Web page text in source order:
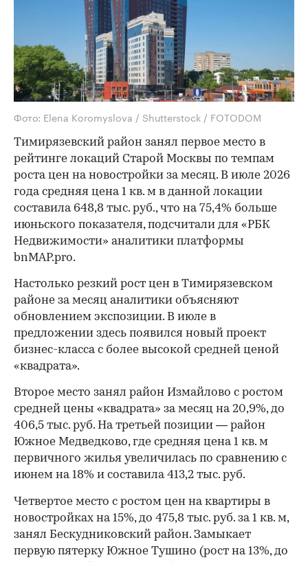
Фото: Elena Koromyslova / Shutterstock / FOTODOM
Тимирязевский район занял первое место в
рейтинге локаций Старой Москвы по темпам
роста цен на новостройки за месяц. В июле 2026
года средняя цена 1 кв. м в данной локации
составила 648,8 тыс. руб., что на 75,4% больше
июньского показателя, подсчитали для «РБК
Недвижимости» аналитики платформы
bnMAP.pro.
Настолько резкий рост цен в Тимирязевском
районе за месяц аналитики объясняют
обновлением экспозиции. В июле в
предложении здесь появился новый проект
бизнес-класса с более высокой средней ценой
«квадрата».
Второе место занял район Измайлово с ростом
средней цены «квадрата» за месяц на 20,9%, до
406,5 тыс. руб. На третьей позиции — район
Южное Медведково, где средняя цена 1 кв. м
первичного жилья увеличилась по сравнению с
июнем на 18% и составила 413,2 тыс. руб.
Четвертое место с ростом цен на квартиры в
новостройках на 15%, до 475,8 тыс. руб. за 1 кв. м,
занял Бескудниковский район. Замыкает
первую пятерку Южное Тушино (рост на 13%, до